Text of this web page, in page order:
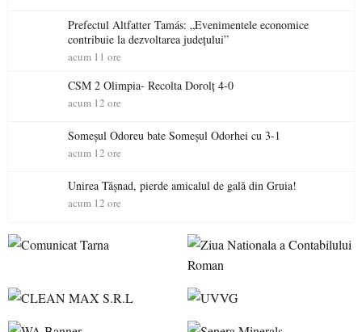
Prefectul Altfatter Tamás: „Evenimentele economice
contribuie la dezvoltarea județului”
acum 11 ore
CSM 2 Olimpia- Recolta Dorolț 4-0
acum 12 ore
Someșul Odoreu bate Someșul Odorhei cu 3-1
acum 12 ore
Unirea Tășnad, pierde amicalul de gală din Gruia!
acum 12 ore